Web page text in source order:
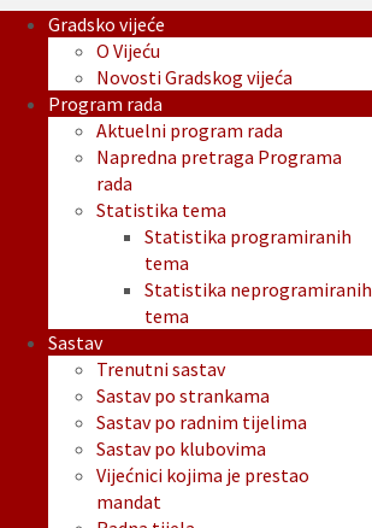
Gradsko vijeće
O Vijeću
Novosti Gradskog vijeća
Program rada
Aktuelni program rada
Napredna pretraga Programa
rada
Statistika tema
Statistika programiranih
tema
Statistika neprogramiranih
tema
Sastav
Trenutni sastav
Sastav po strankama
Sastav po radnim tijelima
Sastav po klubovima
Vijećnici kojima je prestao
mandat